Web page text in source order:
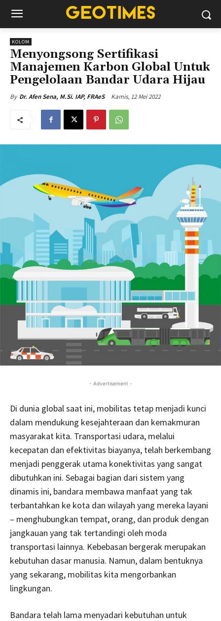
KOLOM
Menyongsong Sertifikasi
Manajemen Karbon Global Untuk
Pengelolaan Bandar Udara Hijau
By Dr. Afen Sena, M.Si. IAP, FRAeS Kamis, 12 Mei 2022
- Advertisement -
Di dunia global saat ini, mobilitas tetap menjadi kunci
dalam mendukung kesejahteraan dan kemakmuran
masyarakat kita. Transportasi udara, melalui
kecepatan dan efektivitas biayanya, telah berkembang
menjadi penggerak utama konektivitas yang sangat
dibutuhkan ini. Sebagai bagian dari sistem yang
dinamis ini, bandara membawa manfaat yang tak
terbantahkan ke kota dan wilayah yang mereka layani
– menghubungkan tempat, orang, dan produk dengan
jangkauan yang tak tertandingi oleh moda
transportasi lainnya. Kebebasan bergerak merupakan
kebutuhan dasar manusia. Namun, dalam bentuknya
yang sekarang, mobilitas kita mengorbankan
lingkungan.
Bandara telah lama menyadari kebutuhan untuk